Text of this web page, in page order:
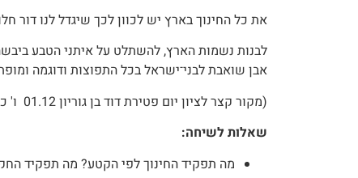
את כל החינוך בארץ יש לכוון לכך שיגדל לנו דור
לבנות נשמות הארץ, להשתלט על איתני הטבע
אבן שואבת לבני־ישראל בכל התפוצות ודוגמה
(מקור קצר לציון יום פטירת דוד בן גוריון 01.12 ו' כסלו)
שאלות לשיחה:
מה תפקיד החינוך לפי הקטע? מה תפקיד